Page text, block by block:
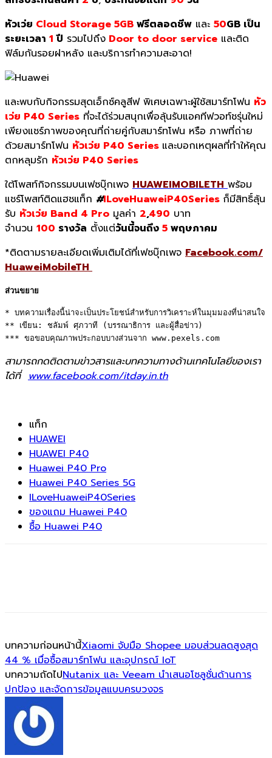
หัวเว่ย Cloud Storage 5GB ฟรีตลอดชีพ และ 50GB เป็น
ระยะเวลา 1 ปี รวมไปถึง Door to door service และติด
ฟิล์มกันรอยฝาหลัง และบริการทำความสะอาด!
และพบกับกิจกรรมสุดเอ็กซ์คลูสีฟ พิเศษเฉพาะผู้ใช้สมาร์ทโฟน หัว
เว่ย P40 Series ที่จะได้ร่วมสนุกเพื่อลุ้นรับแอคทีฟวอท์ชรุ่นใหม่
เพียงแชร์ภาพของคุณที่ถ่ายคู่กับสมาร์ทโฟน หรือ ภาพที่ถ่าย
ด้วยสมาร์ทโฟน หัวเว่ย P40 Series และบอกเหตุผลที่ทำให้คุณ
ตกหลุมรัก หัวเว่ย P40 Series
ใต้โพสท์กิจกรรมบนเฟซบุ๊กเพจ HUAWEIMOBILETH พร้อม
แชร์โพสท์ติดแฮชแท็ก #ILoveHuaweiP40Series ก็มีสิทธิ์ลุ้น
รับ หัวเว่ย Band 4 Pro มูลค่า 2,490 บาท
จำนวน 100 รางวัล ตั้งแต่วันนี้จนถึง 5 พฤษภาคม
*ติดตามรายละเอียดเพิ่มเติมได้ที่เฟซบุ๊กเพจ Facebook.com/
HuaweiMobileTH
ส่วนขยาย
* บทความเรื่องนี้น่าจะเป็นประโยชน์สำหรับการวิเคราะห์ในมุมมองที่น่าสนใจ
** เขียน: ชลัมพ์ ศุภวาที (บรรณาธิการ และผู้สื่อข่าว)
*** ขอขอบคุณภาพประกอบบางส่วนจาก www.pexels.com
สามารถกดติดตามข่าวสารและบทความทางด้านเทคโนโลยีของเรา
ได้ที่ www.facebook.com/itday.in.th
แท็ก
HUAWEI
HUAWEI P40
Huawei P40 Pro
Huawei P40 Series 5G
ILoveHuaweiP40Series
ของแถม Huawei P40
ซื้อ Huawei P40
บทความก่อนหน้านี้Xiaomi จับมือ Shopee มอบส่วนลดสูงสุด
44 % เมื่อซื้อสมาร์ทโฟน และอุปกรณ์ IoT
บทความถัดไปNutanix และ Veeam นำเสนอโซลูชั่นด้านการ
ปกป้อง และจัดการข้อมูลแบบครบวงจร